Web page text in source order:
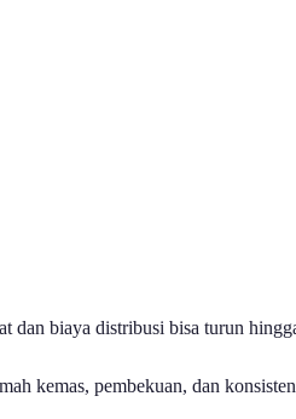
dan biaya distribusi bisa turun
kemas, pembekuan, dan